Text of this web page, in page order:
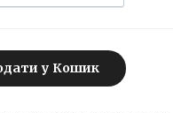
у Кошик